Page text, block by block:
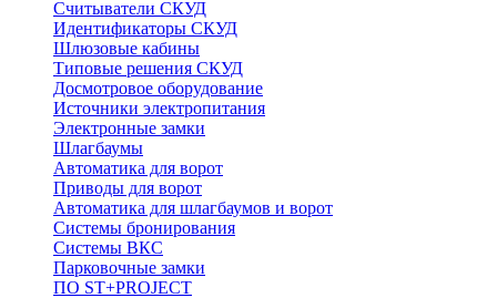
Считыватели СКУД
Идентификаторы СКУД
Шлюзовые кабины
Типовые решения СКУД
Досмотровое оборудование
Источники электропитания
Электронные замки
Шлагбаумы
Автоматика для ворот
Приводы для ворот
Автоматика для шлагбаумов и ворот
Системы бронирования
Системы ВКС
Парковочные замки
ПО ST+PROJECT